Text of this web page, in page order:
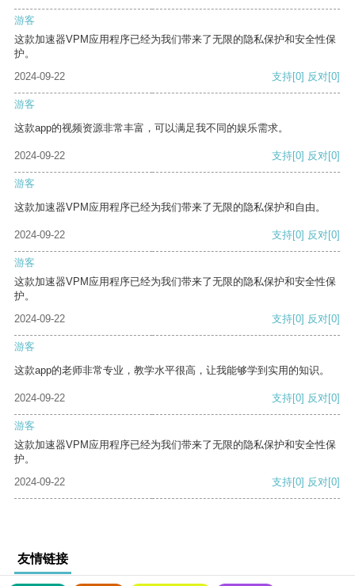
游客
这款加速器VPM应用程序已经为我们带来了无限的隐私保护和安全性保
护。
2024-09-22
支持[0] 反对[0]
游客
这款app的视频资源非常丰富，可以满足我不同的娱乐需求。
2024-09-22 支持[0] 反对[0]
游客
这款加速器VPM应用程序已经为我们带来了无限的隐私保护和自由。
2024-09-22 支持[0] 反对[0]
游客
这款加速器VPM应用程序已经为我们带来了无限的隐私保护和安全性保
护。
2024-09-22
支持[0] 反对[0]
游客
这款app的老师非常专业，教学水平很高，让我能够学到实用的知识。
2024-09-22 支持[0] 反对[0]
游客
这款加速器VPM应用程序已经为我们带来了无限的隐私保护和安全性保
护。
2024-09-22
支持[0] 反对[0]
友情链接